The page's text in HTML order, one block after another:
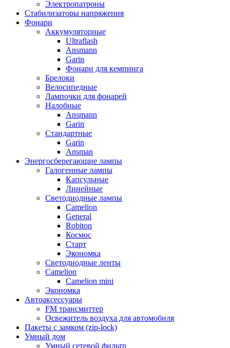
Электропатроны
Стабилизаторы напряжения
Фонари
Аккумуляторные
Ultraflash
Ansmann
Garin
Фонари для кемпинга
Брелоки
Велосипедные
Лампочки для фонарей
Налобные
Ansmann
Garin
Стандартные
Garin
Ansman
Энергосберегающие лампы
Галогенные лампы
Капсульные
Линейные
Светодиодные лампы
Camelion
General
Robiton
Космос
Старт
Экономка
Светодиодные ленты
Camelion
Camelion mini
Экономка
Автоаксессуары
FM трансмиттер
Освежитель воздуха для автомобиля
Пакеты с замком (zip-lock)
Умный дом
Умный сетевой фильтр